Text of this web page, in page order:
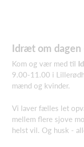
Idræt om
Kom og vær med til
9.00-11.00 i
mænd og kvinder.
Vi laver fælles let
mellem flere sjove
helst vil. Og husk -